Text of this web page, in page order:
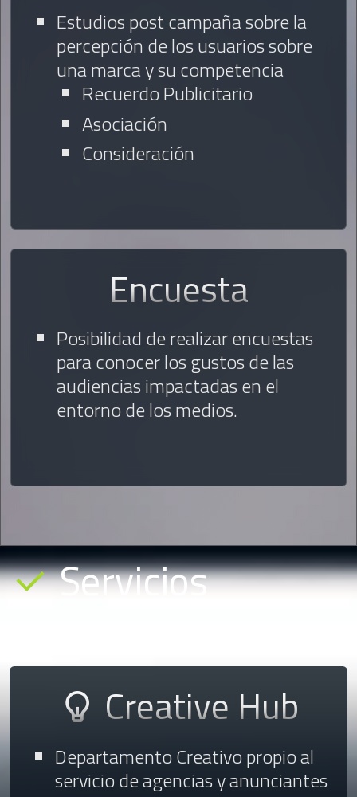
Estudios post campaña sobre la
percepción de los usuarios sobre
una marca y su competencia
Recuerdo Publicitario
Asociación
Consideración
Encuesta
Posibilidad de realizar encuestas
para conocer los gustos de las
audiencias impactadas en el
entorno de los medios.
Servicios
Creative Hub
Departamento Creativo propio al
servicio de agencias y anunciantes